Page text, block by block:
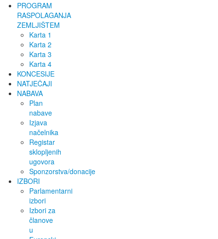
PROGRAM
RASPOLAGANJA
ZEMLJIŠTEM
Karta 1
Karta 2
Karta 3
Karta 4
KONCESIJE
NATJEČAJI
NABAVA
Plan
nabave
Izjava
načelnika
Registar
sklopljenih
ugovora
Sponzorstva/donacije
IZBORI
Parlamentarni
izbori
Izbori za
članove
u